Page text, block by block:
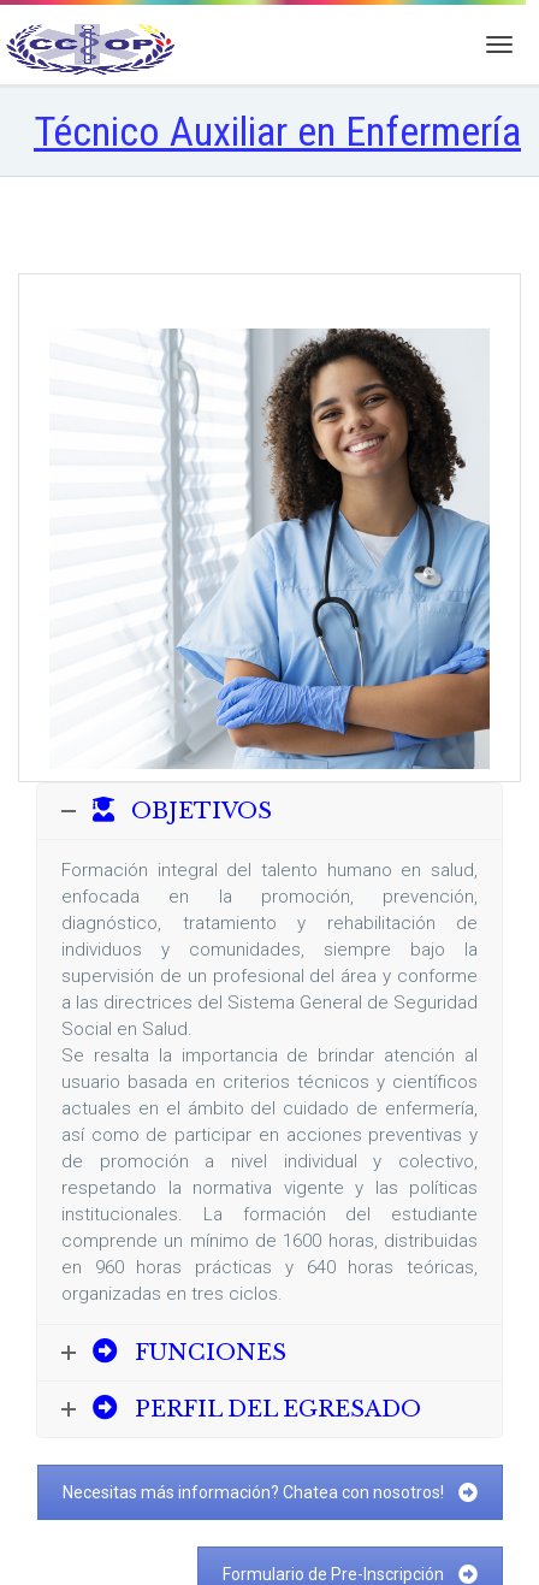
Técnico Auxiliar en Enfermería
OBJETIVOS
Formación integral del talento humano en salud,
enfocada en la promoción, prevención,
diagnóstico, tratamiento y rehabilitación de
individuos y comunidades, siempre bajo la
supervisión de un profesional del área y conforme
a las directrices del Sistema General de Seguridad
Social en Salud.
Se resalta la importancia de brindar atención al
usuario basada en criterios técnicos y científicos
actuales en el ámbito del cuidado de enfermería,
así como de participar en acciones preventivas y
de promoción a nivel individual y colectivo,
respetando la normativa vigente y las políticas
institucionales. La formación del estudiante
comprende un mínimo de 1600 horas, distribuidas
en 960 horas prácticas y 640 horas teóricas,
organizadas en tres ciclos.
FUNCIONES
PERFIL DEL EGRESADO
Necesitas más información? Chatea con nosotros!
Formulario de Pre-Inscripción